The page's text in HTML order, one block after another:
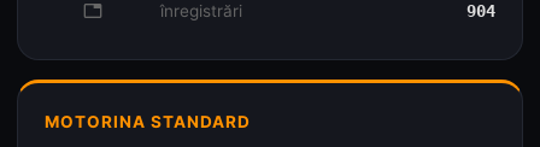
database înregistrări 904
MOTORINA STANDARD